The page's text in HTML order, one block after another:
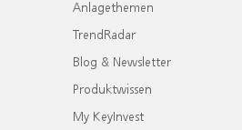
Anlagethemen
TrendRadar
Blog & Newsletter
Produktwissen
My KeyInvest